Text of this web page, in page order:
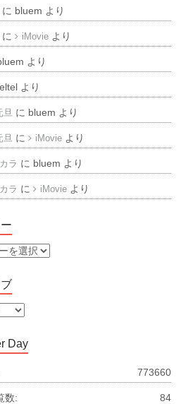
に bluem より
に iMovie より
より
より
旦 に bluem より
旦 に iMovie より
ラ に bluem より
ラ に iMovie より
Day
773660
84
数: